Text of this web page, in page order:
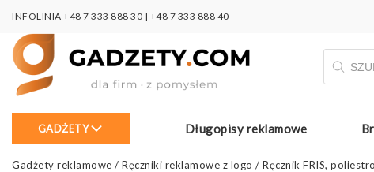
INFOLINIA +48 7 333 888 30 | +48 7 333 888 40
GADŻETY Długopisy reklamowe
Gadżety reklamowe / Ręczniki reklamowe z logo / Ręcznik FRIS,